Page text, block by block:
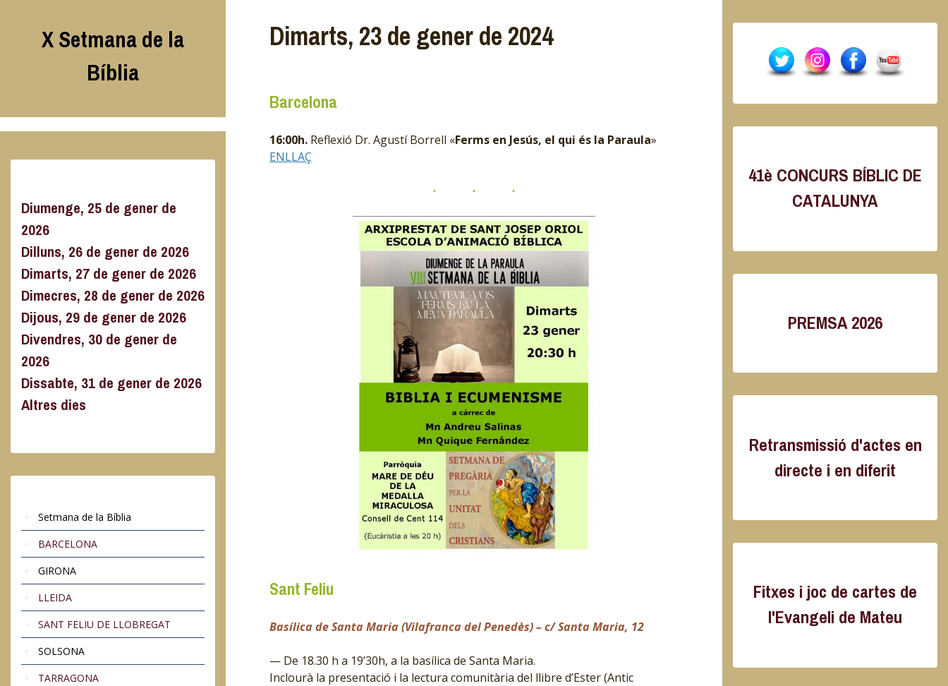
X Setmana de la
Bíblia
Diumenge, 25 de gener de
2026
Dilluns, 26 de gener de 2026
Dimarts, 27 de gener de 2026
Dimecres, 28 de gener de 2026
Dijous, 29 de gener de 2026
Divendres, 30 de gener de
2026
Dissabte, 31 de gener de 2026
Altres dies
Setmana de la Bíblia
BARCELONA
GIRONA
LLEIDA
SANT FELIU DE LLOBREGAT
SOLSONA
TARRAGONA
Dimarts, 23 de gener de 2024
Barcelona
16:00h. Reflexió Dr. Agustí Borrell «Ferms en Jesús, el qui és la Paraula»
ENLLAÇ
Sant Feliu
Basílica de Santa Maria (Vilafranca del Penedès) – c/ Santa Maria, 12
— De 18.30 h a 19’30h, a la basílica de Santa Maria.
Inclourà la presentació i la lectura comunitària del llibre d’Ester (Antic
41è CONCURS BÍBLIC DE
CATALUNYA
PREMSA 2026
Retransmissió d'actes en
directe i en diferit
Fitxes i joc de cartes de
l'Evangeli de Mateu